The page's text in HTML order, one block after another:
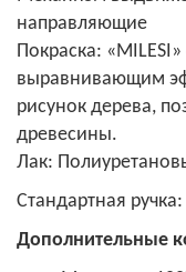
направляющие
Покраска:
выравнивающим
рисунок дерева,
древесины.
Лак:
Стандартная
Дополнительные